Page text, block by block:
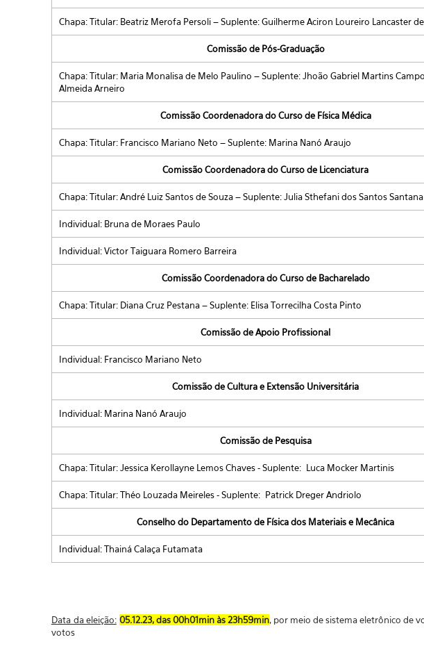
Chapa: Titular: Beatriz Merofa Persoli – Suplente: Guilherme Aciron Loureiro Lancaster
Comissão de Pós-Graduação
Chapa: Titular: Maria Monalisa de Melo Paulino – Suplente: Jhoão Gabriel Martins
Almeida Arneiro
Comissão Coordenadora do Curso de Física Médica
Chapa: Titular: Francisco Mariano Neto – Suplente: Marina Nanó Araujo
Comissão Coordenadora do Curso de Licenciatura
Chapa: Titular: André Luiz Santos de Souza – Suplente: Julia Sthefani dos Santos Santana
Individual: Bruna de Moraes Paulo
Individual: Victor Taiguara Romero Barreira
Comissão Coordenadora do Curso de Bacharelado
Chapa: Titular: Diana Cruz Pestana – Suplente: Elisa Torrecilha Costa Pinto
Comissão de Apoio Profissional
Individual: Francisco Mariano Neto
Comissão de Cultura e Extensão Universitária
Individual: Marina Nanó Araujo
Comissão de Pesquisa
Chapa: Titular: Jessica Kerollayne Lemos Chaves - Suplente: Luca Mocker Martinis
Chapa: Titular: Théo Louzada Meireles - Suplente: Patrick Dreger Andriolo
Conselho do Departamento de Física dos Materiais e Mecânica
Individual: Thainá Calaça Futamata
Data da eleição: 05.12.23, das 00h01min às 23h59min, por meio de sistema eletrônico de
votos